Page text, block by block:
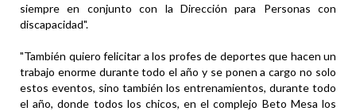
siempre en conjunto con la Dirección para Personas con
discapacidad".
"También quiero felicitar a los profes de deportes que hacen un
trabajo enorme durante todo el año y se ponen a cargo no solo
estos eventos, sino también los entrenamientos, durante todo
el año, donde todos los chicos, en el complejo Beto Mesa los